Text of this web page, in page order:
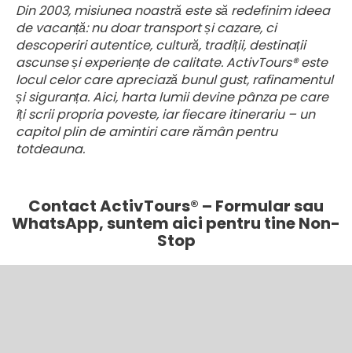
Din 2003, misiunea noastră este să redefinim ideea
de vacanță: nu doar transport și cazare, ci
descoperiri autentice, cultură, tradiții, destinații
ascunse și experiențe de calitate. ActivTours® este
locul celor care apreciază bunul gust, rafinamentul
și siguranța. Aici, harta lumii devine pânza pe care
îți scrii propria poveste, iar fiecare itinerariu – un
capitol plin de amintiri care rămân pentru
totdeauna.
Contact ActivTours® – Formular sau
WhatsApp, suntem aici pentru tine Non-
Stop